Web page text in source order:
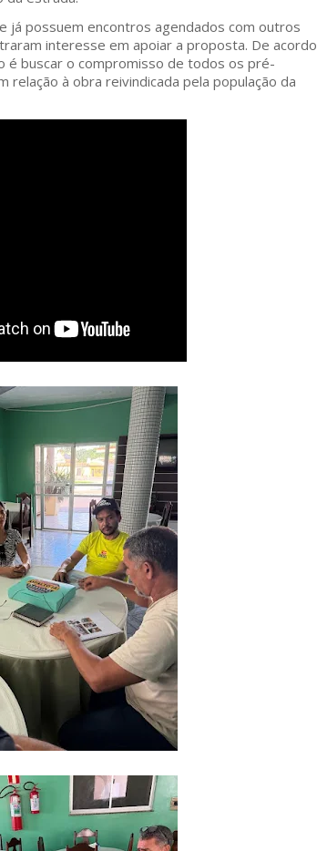
já possuem encontros agendados com outros
interesse em apoiar a proposta. De acordo
é buscar o compromisso de todos os pré-
relação à obra reivindicada pela população da